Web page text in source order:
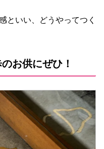
といい、どうやってつく
お供にぜひ！